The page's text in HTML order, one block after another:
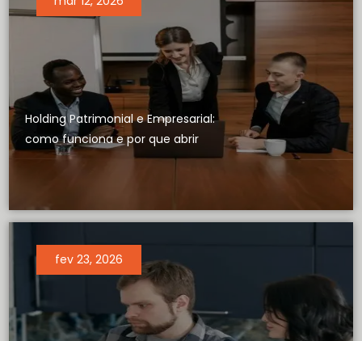
Holding Patrimonial e Empresarial:
como funciona e por que abrir
fev 23, 2026